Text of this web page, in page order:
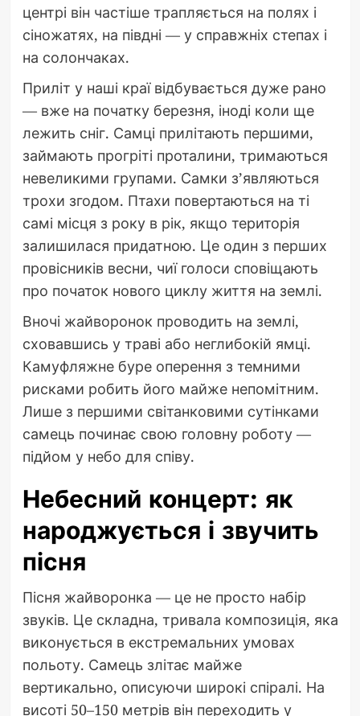
центрі він частіше трапляється на полях і
сіножатях, на півдні — у справжніх степах і
на солончаках.
Приліт у наші краї відбувається дуже рано
— вже на початку березня, іноді коли ще
лежить сніг. Самці прилітають першими,
займають прогріті проталини, тримаються
невеликими групами. Самки з’являються
трохи згодом. Птахи повертаються на ті
самі місця з року в рік, якщо територія
залишилася придатною. Це один з перших
провісників весни, чиї голоси сповіщають
про початок нового циклу життя на землі.
Вночі жайворонок проводить на землі,
сховавшись у траві або неглибокій ямці.
Камуфляжне буре оперення з темними
рисками робить його майже непомітним.
Лише з першими світанковими сутінками
самець починає свою головну роботу —
підйом у небо для співу.
Небесний концерт: як
народжується і звучить
пісня
Пісня жайворонка — це не просто набір
звуків. Це складна, тривала композиція, яка
виконується в екстремальних умовах
польоту. Самець злітає майже
вертикально, описуючи широкі спіралі. На
висоті 50–150 метрів він переходить у